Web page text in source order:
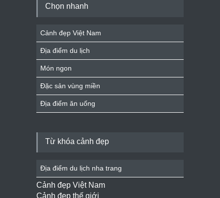
Chọn nhanh
Cảnh đẹp Việt Nam
Địa điểm du lịch
Món ngon
Đặc sản vùng miền
Địa điểm ăn uống
Từ khóa cảnh đẹp
Địa điểm du lịch nha trang
Cảnh đẹp Việt Nam
Cảnh đẹp thế giới